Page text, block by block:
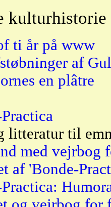
kulturhistorie
ti år på www
af
en plâtre
litteratur til
med vejrbog
af 'Bonde-